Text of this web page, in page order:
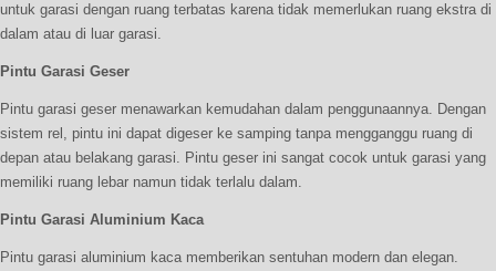
untuk garasi dengan ruang terbatas karena tidak memerlukan ruang ekstra di
dalam atau di luar garasi.
Pintu Garasi Geser
Pintu garasi geser menawarkan kemudahan dalam penggunaannya. Dengan
sistem rel, pintu ini dapat digeser ke samping tanpa mengganggu ruang di
depan atau belakang garasi. Pintu geser ini sangat cocok untuk garasi yang
memiliki ruang lebar namun tidak terlalu dalam.
Pintu Garasi Aluminium Kaca
Pintu garasi aluminium kaca memberikan sentuhan modern dan elegan.